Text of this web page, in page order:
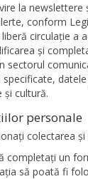
la
conform
circulaţie a
şi
sectorul
şi cultură.
personale
colectarea
completați un
să poată fi